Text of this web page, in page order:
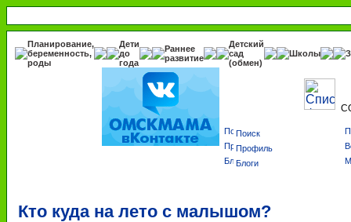
Планирование,
беременность,
роды
Дети
до
года
Раннее
развитие
Детский
сад
(обмен)
Школы
Поиск
Профиль
Блоги
Кто куда на лето с малышом?